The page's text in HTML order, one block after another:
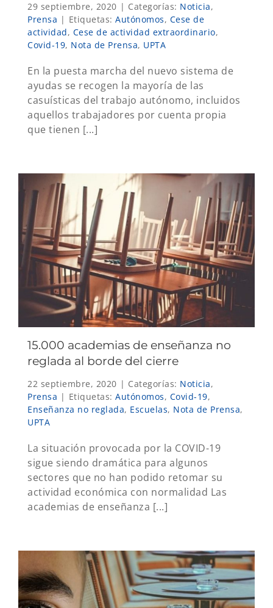
29 septiembre, 2020 | Categorías: Noticia,
Prensa | Etiquetas: Autónomos, Cese de
actividad, Cese de actividad extraordinario,
Covid-19, Nota de Prensa, UPTA
En la puesta marcha del nuevo sistema de
ayudas se recogen la mayoría de las
casuísticas del trabajo autónomo, incluidos
aquellos trabajadores por cuenta propia
que tienen [...]
15.000 academias de enseñanza no
reglada al borde del cierre
22 septiembre, 2020 | Categorías: Noticia,
Prensa | Etiquetas: Autónomos, Covid-19,
Enseñanza no reglada, Escuelas, Nota de Prensa,
UPTA
La situación provocada por la COVID-19
sigue siendo dramática para algunos
sectores que no han podido retomar su
actividad económica con normalidad Las
academias de enseñanza [...]